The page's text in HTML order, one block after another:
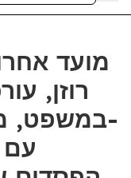
מועד
במשפט,